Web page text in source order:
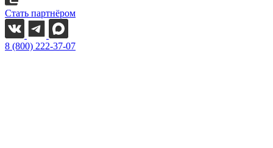
Стать партнёром
8 (800) 222-37-07